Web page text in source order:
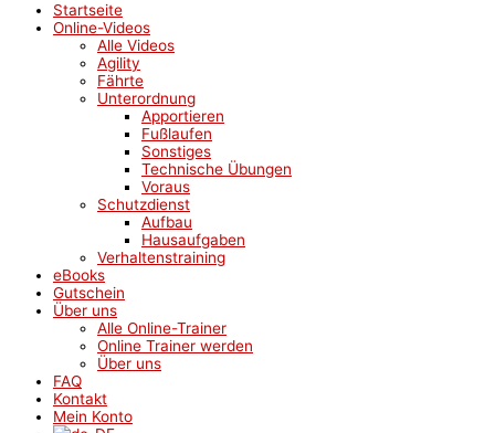
Startseite
Online-Videos
Alle Videos
Agility
Fährte
Unterordnung
Apportieren
Fußlaufen
Sonstiges
Technische Übungen
Voraus
Schutzdienst
Aufbau
Hausaufgaben
Verhaltenstraining
eBooks
Gutschein
Über uns
Alle Online-Trainer
Online Trainer werden
Über uns
FAQ
Kontakt
Mein Konto